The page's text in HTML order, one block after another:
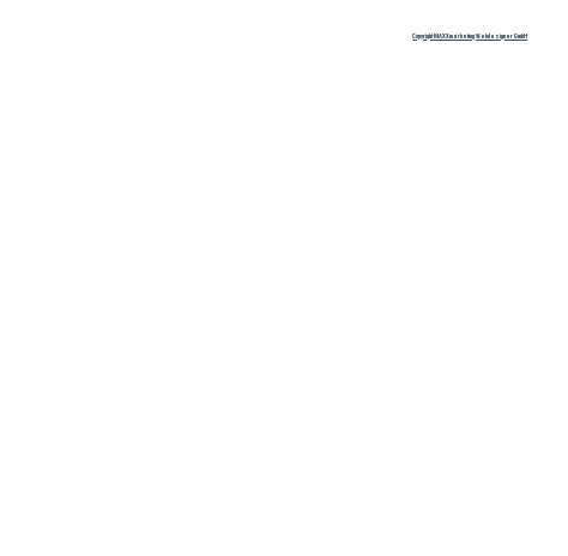
Copyright MAXXmarketing Webdesigner GmbH